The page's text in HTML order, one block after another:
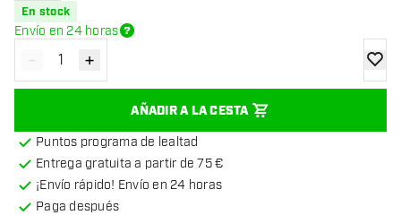
En stock
Envío en 24 horas
Disminuir cantidad
- Aumentar cantidad
+
AÑADIR A LA CESTA
Puntos programa de lealtad
Entrega gratuita a partir de 75 €
¡Envío rápido! Envío en 24 horas
Paga después